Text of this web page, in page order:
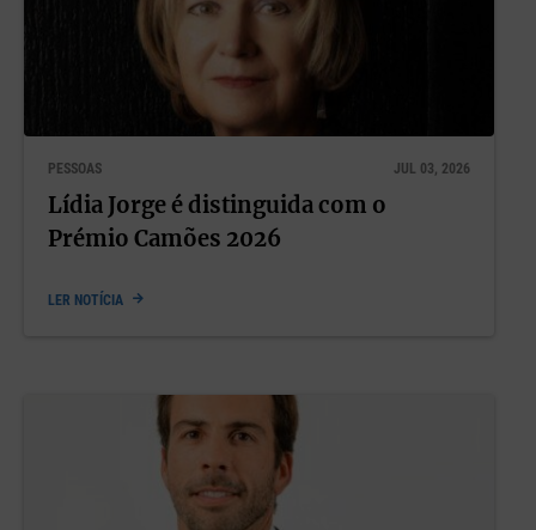
PESSOAS JUL 03, 2026
Lídia Jorge é distinguida com o
Prémio Camões 2026
LER NOTÍCIA